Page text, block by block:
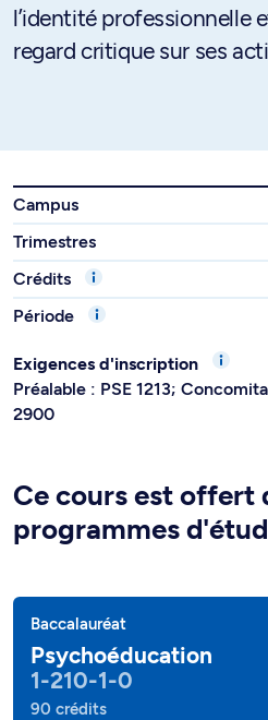
l’identité professionnelle
regard critique sur ses
Campus
Trimestres
Crédits
Période
Exigences d'inscription
Préalable : PSE 1213;
2900
Ce cours est offert
programmes
Baccalauréat
Psychoéducation
1-210-1-0
90 crédits